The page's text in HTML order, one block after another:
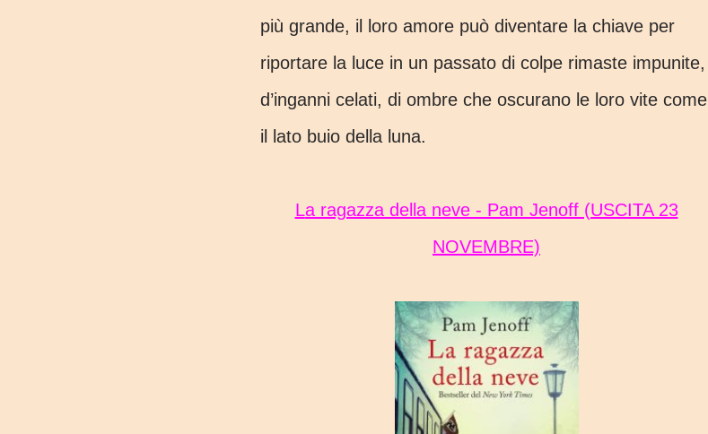
più grande, il loro amore può diventare la chiave per
riportare la luce in un passato di colpe rimaste impunite,
d’inganni celati, di ombre che oscurano le loro vite come
il lato buio della luna.
La ragazza della neve - Pam Jenoff (USCITA 23
NOVEMBRE)